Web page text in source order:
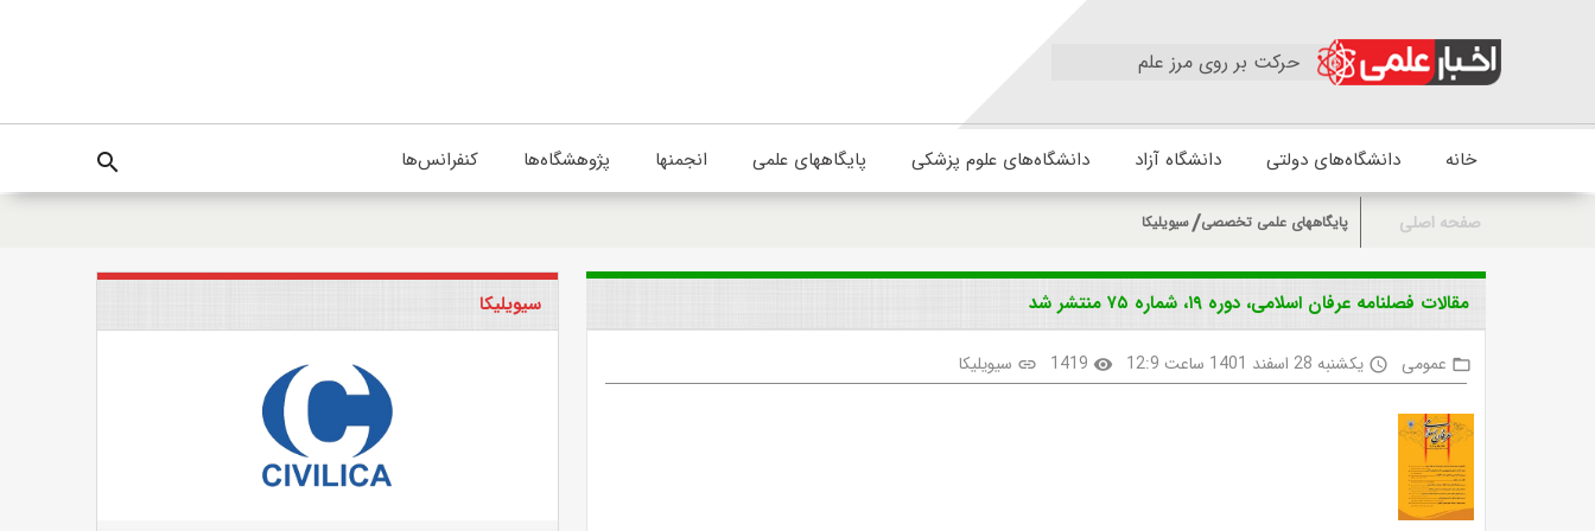
حرکت بر روی مرز علم
خانه دانشگاه‌های دولتی دانشگاه آزاد دانشگاه‌های علوم پزشکی پایگاههای علمی انجمنها پژوهشگاه‌ها کنفرانس‌ها search
صفحه اصلی پایگاههای علمی تخصصی سیویلیکا
مقالات فصلنامه عرفان اسلامی، دوره ۱۹، شماره ۷۵ منتشر شد
folder_open عمومی access_time یکشنبه 28 اسفند 1401 ساعت 12:9 visibility
1419
link سیویلیکا
سیویلیکا